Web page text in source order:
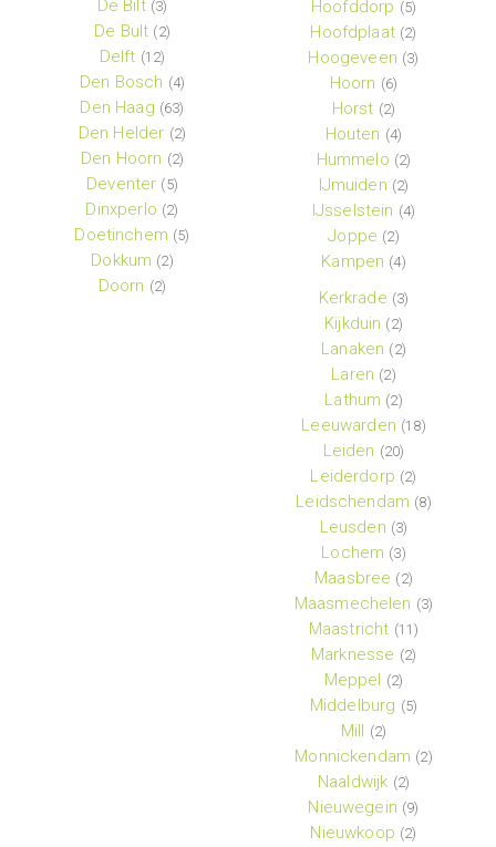
De Bilt (3)
De Bult (2)
Delft (12)
Den Bosch (4)
Den Haag (63)
Den Helder (2)
Den Hoorn (2)
Deventer (5)
Dinxperlo (2)
Doetinchem (5)
Dokkum (2)
Doorn (2)
Hoofddorp (5)
Hoofdplaat (2)
Hoogeveen (3)
Hoorn (6)
Horst (2)
Houten (4)
Hummelo (2)
IJmuiden (2)
IJsselstein (4)
Joppe (2)
Kampen (4)
Kerkrade (3)
Kijkduin (2)
Lanaken (2)
Laren (2)
Lathum (2)
Leeuwarden (18)
Leiden (20)
Leiderdorp (2)
Leidschendam (8)
Leusden (3)
Lochem (3)
Maasbree (2)
Maasmechelen (3)
Maastricht (11)
Marknesse (2)
Meppel (2)
Middelburg (5)
Mill (2)
Monnickendam (2)
Naaldwijk (2)
Nieuwegein (9)
Nieuwkoop (2)